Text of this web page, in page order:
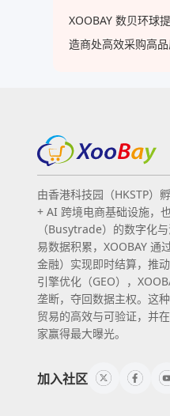
XOOBAY 数贝环球
造商处高效采购高
由香港科技园（HKSTP）
+ AI 跨境电商基础设施，
（Busytrade）的数字化
易数据积累，XOOBAY 通
金融）实现即时结算，推
引擎优化（GEO），
垄断，夺回数据主权。这
贸易的高效与可验证，并
家赢得最大曝光。
加入社区